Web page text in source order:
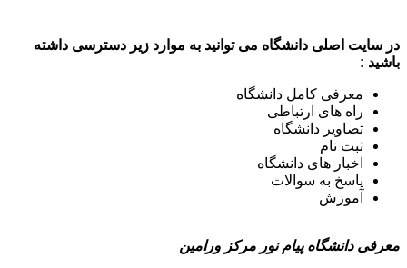
در سایت اصلی دانشگاه می توانید به موارد زیر دسترسی داشته
باشید :
معرفی کامل دانشگاه
راه های ارتباطی
تصاویر دانشگاه
ثبت نام
اخبار های دانشگاه
پاسخ به سوالات
آموزش
معرفی دانشگاه پیام نور مرکز ورامین